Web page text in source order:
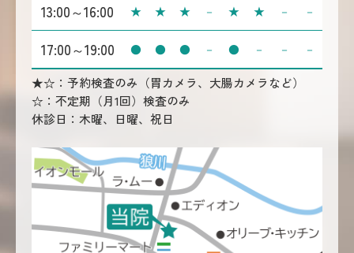
★☆：予約検査のみ（胃カメラ、大腸カメラなど）
☆：不定期（月1回）検査のみ
休診日：木曜、日曜、祝日
13:00～16:00 ★ ★ ★ － ★ ★ － －
17:00～19:00 ● ● ● － ● － － －